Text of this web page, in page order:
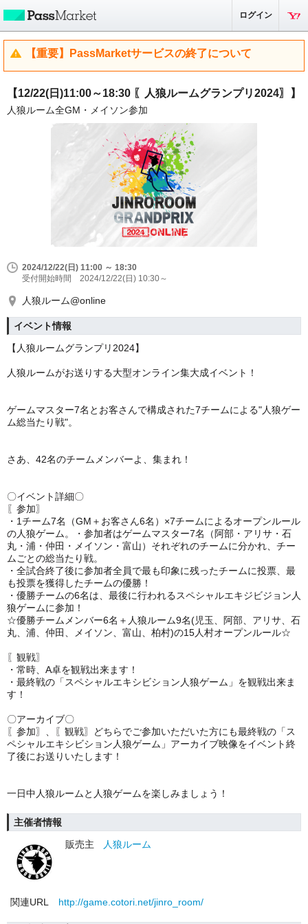
ログイン
【重要】PassMarketサービスの終了について
【12/22(日)11:00～18:30 〖人狼ルームグランプリ2024〗】
人狼ルーム全GM・メイソン参加
2024/12/22(日) 11:00 ～ 18:30
受付開始時間 2024/12/22(日) 10:30～
人狼ルーム@online
イベント情報
【人狼ルームグランプリ2024】
人狼ルームがお送りする大型オンライン集大成イベント！
ゲームマスター7名とお客さんで構成された7チームによる"人狼ゲー
ム総当たり戦"。
さあ、42名のチームメンバーよ、集まれ！
〇イベント詳細〇
〖参加〗
・1チーム7名（GM＋お客さん6名）×7チームによるオープンルール
の人狼ゲーム。
・参加者はゲームマスター7名（阿部・アリサ・石
丸・浦・仲田・メイソン・富山）それぞれのチームに分かれ、チー
ムごとの総当たり戦。
・全試合終了後に参加者全員で最も印象に残ったチームに投票、最
も投票を獲得したチームの優勝！
・優勝チームの6名は、最後に行われるスペシャルエキジビジョン人
狼ゲームに参加！
☆優勝チームメンバー6名＋人狼ルーム9名(児玉、阿部、アリサ、石
丸、浦、仲田、メイソン、富山、柏村)の15人村オープンルール☆
〖観戦〗
・常時、A卓を観戦出来ます！
・最終戦の「スペシャルエキシビション人狼ゲーム」を観戦出来ま
す！
〇アーカイブ〇
〖参加〗、〖観戦〗どちらでご参加いただいた方にも最終戦の「ス
ペシャルエキシビション人狼ゲーム」アーカイブ映像をイベント終
了後にお送りいたします！
一日中人狼ルームと人狼ゲームを楽しみましょう！
主催者情報
販売主
人狼ルーム
関連URL http://game.cotori.net/jinro_room/